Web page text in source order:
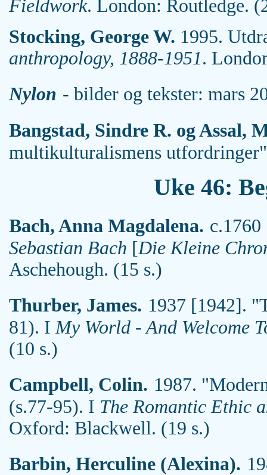
Fieldwork. London: Routledge.
Stocking, George W. 1995.
anthropology, 1888-1951.
Nylon - bilder og tekster: mars
Bangstad, Sindre R. og Assal,
multikulturalismens
Uke 46:
Bach, Anna Magdalena.
Sebastian Bach [Die Kleine
Aschehough. (15 s.)
Thurber, James. 1937 [1942].
81). IMy World - And Welcome
(10 s.)
Campbell, Colin. 1987.
(s.77-95). I The Romantic Ethic
Oxford: Blackwell. (19 s.)
Barbin, Herculine (Alexina).